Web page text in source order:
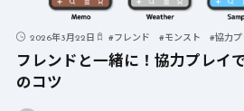
2026年3月22日 #フレンド #モンスト #協力プ
フレンドと一緒に！協力プレイ
のコツ